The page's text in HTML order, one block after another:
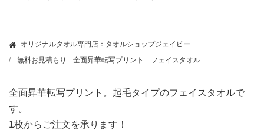
オリジナルタオル専門店：タオルショップジェイピー
無料お見積もり
全面昇華転写プリント フェイスタオル
全面昇華転写プリント。起毛タイプのフェイスタオルで
す。
1枚からご注文を承ります！